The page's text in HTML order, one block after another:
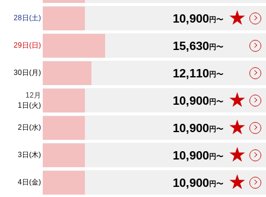
28日(土) 10,900円〜 ★
29日(日) 15,630円〜
30日(月) 12,110円〜
12 月
1日(火)
10,900円〜 ★
2日(水) 10,900円〜 ★
3日(木) 10,900円〜 ★
4日(金) 10,900円〜 ★